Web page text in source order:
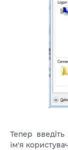
Тепер
ім'я